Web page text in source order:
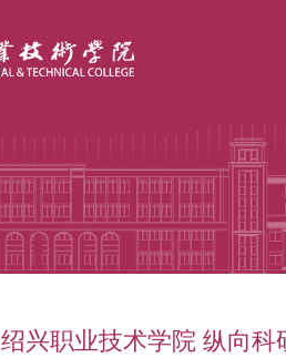
绍兴职业技术学院 纵向